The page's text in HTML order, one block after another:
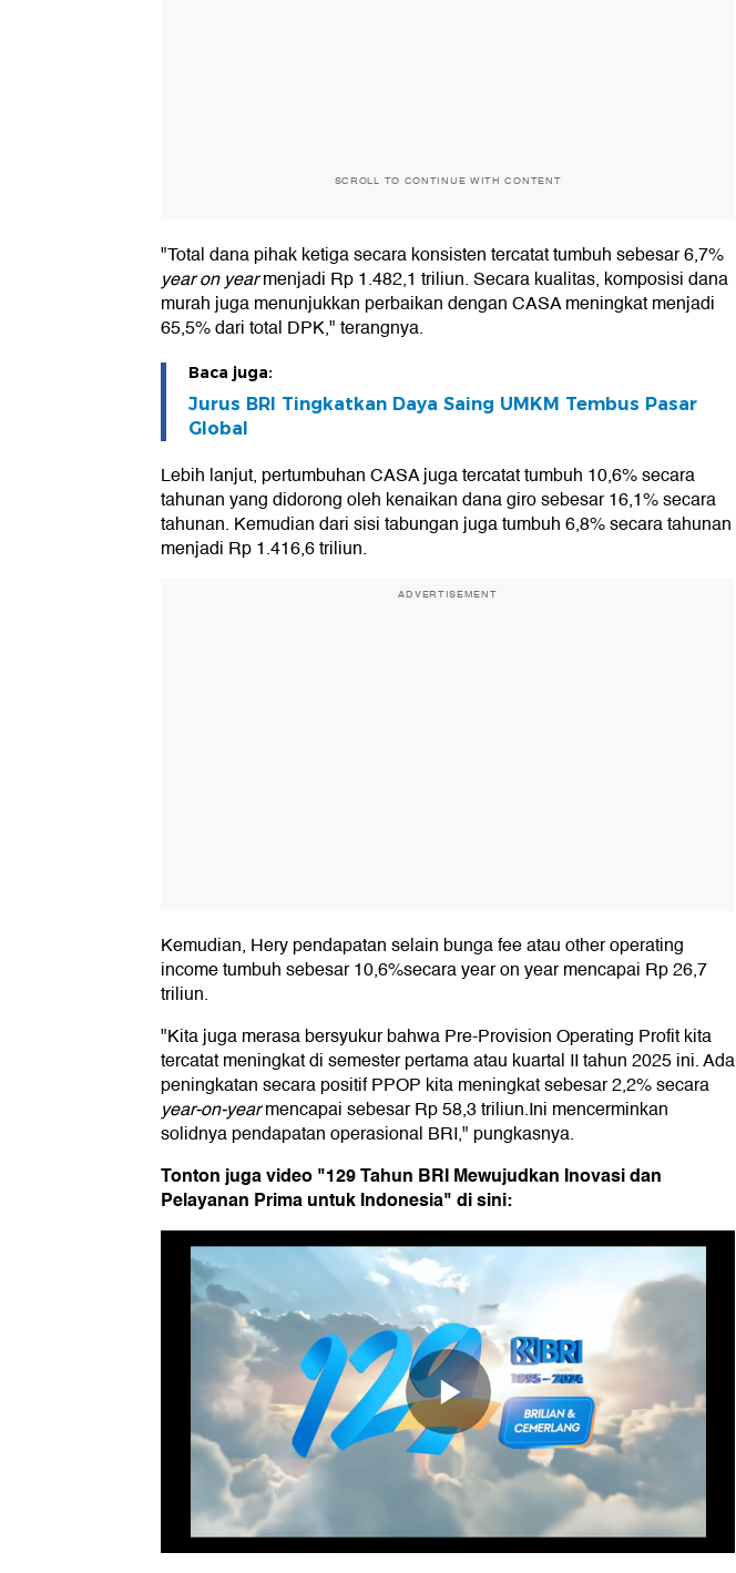
SCROLL TO CONTINUE WITH CONTENT
"Total dana pihak ketiga secara konsisten tercatat tumbuh sebesar 6,7%
year on yearmenjadi Rp 1.482,1 triliun. Secara kualitas, komposisi dana
murah juga menunjukkan perbaikan dengan CASA meningkat menjadi
65,5% dari total DPK," terangnya.
Baca juga:
Jurus BRI Tingkatkan Daya Saing UMKM Tembus Pasar
Global
Lebih lanjut, pertumbuhan CASA juga tercatat tumbuh 10,6% secara
tahunan yang didorong oleh kenaikan dana giro sebesar 16,1% secara
tahunan. Kemudian dari sisi tabungan juga tumbuh 6,8% secara tahunan
menjadi Rp 1.416,6 triliun.
ADVERTISEMENT
Kemudian, Hery pendapatan selain bunga fee atau other operating
income tumbuh sebesar 10,6%secara year on year mencapai Rp 26,7
triliun.
"Kita juga merasa bersyukur bahwa Pre-Provision Operating Profit kita
tercatat meningkat di semester pertama atau kuartal II tahun 2025 ini. Ada
peningkatan secara positif PPOP kita meningkat sebesar 2,2% secara
year-on-yearmencapai sebesar Rp 58,3 triliun.Ini mencerminkan
solidnya pendapatan operasional BRI," pungkasnya.
Tonton juga video "129 Tahun BRI Mewujudkan Inovasi dan
Pelayanan Prima untuk Indonesia" di sini: